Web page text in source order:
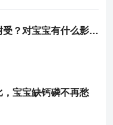
什么是乳糖不耐受？对宝宝有什么影响？
宝宝缺钙磷不再愁